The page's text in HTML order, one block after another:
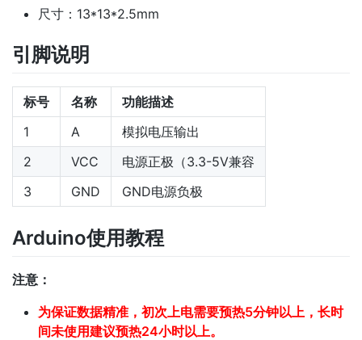
尺寸：13*13*2.5mm
引脚说明
标号 名称
功能描述
1
A
模拟电压输出
2
VCC
电源正极（3.3-5V兼容
3
GND GND电源负极
Arduino使用教程
注意：
为保证数据精准，初次上电需要预热5分钟以上，长时
间未使用建议预热24小时以上。